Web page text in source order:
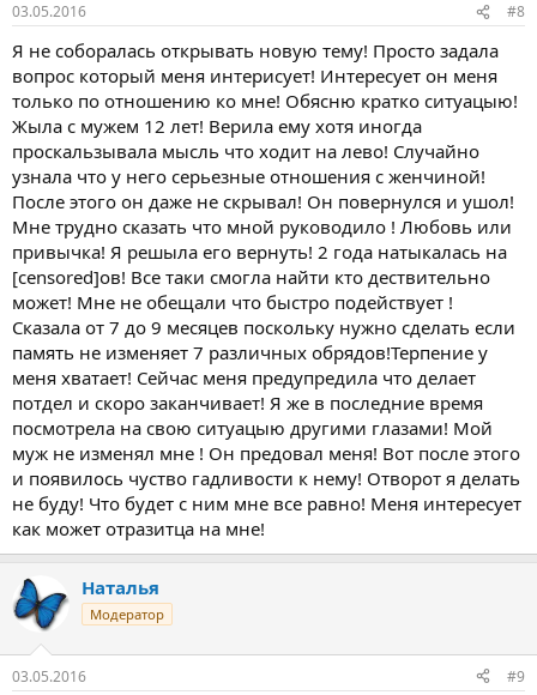
03.05.2016 #8
Я не соборалась открывать новую тему! Просто задала
вопрос который меня интерисует! Интересует он меня
только по отношению ко мне! Обясню кратко ситуацыю!
Жыла с мужем 12 лет! Верила ему хотя иногда
проскальзывала мысль что ходит на лево! Случайно
узнала что у него серьезные отношения с женчиной!
После этого он даже не скрывал! Он повернулся и ушол!
Мне трудно сказать что мной руководило ! Любовь или
привычка! Я решыла его вернуть! 2 года натыкалась на
[censored]ов! Все таки смогла найти кто дествительно
может! Мне не обещали что быстро подействует !
Сказала от 7 до 9 месяцев поскольку нужно сделать если
память не изменяет 7 различных обрядов!Терпение у
меня хватает! Сейчас меня предупредила что делает
потдел и скоро заканчивает! Я же в последние время
посмотрела на свою ситуацыю другими глазами! Мой
муж не изменял мне ! Он предовал меня! Вот после этого
и появилось чуство гадливости к нему! Отворот я делать
не буду! Что будет с ним мне все равно! Меня интересует
как может отразитца на мне!
Наталья
Модератор
03.05.2016 #9